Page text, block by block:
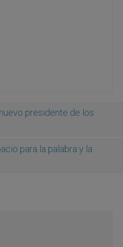
presidente de los
para la palabra y la